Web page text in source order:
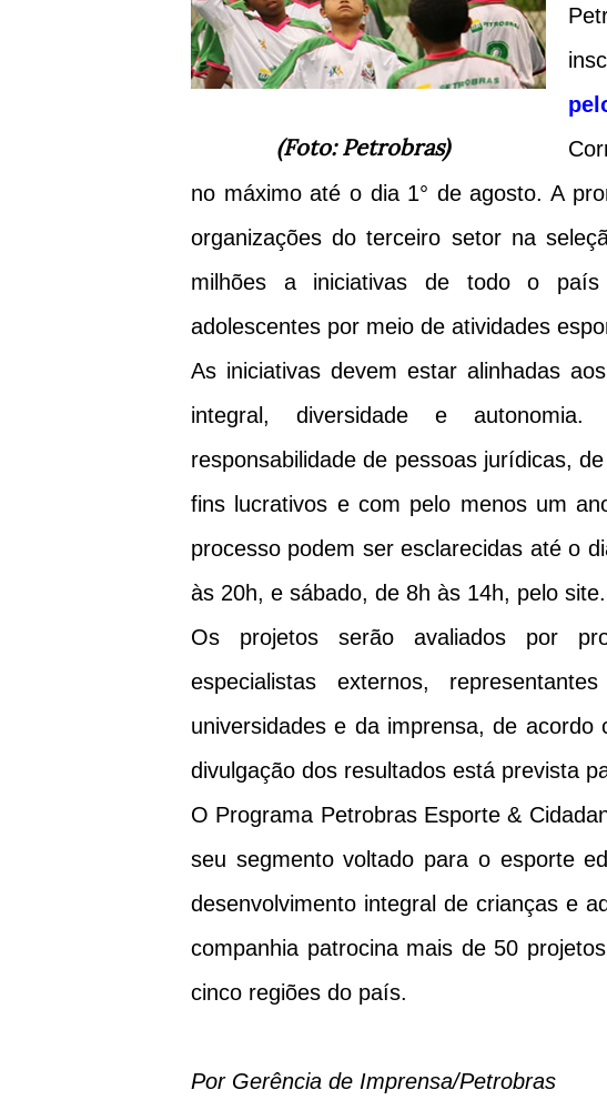
(Foto: Petrobras)
no máximo até o dia 1° de agosto. A
organizações do terceiro setor na
milhões a iniciativas de todo o
adolescentes por meio de atividades
As iniciativas devem estar alinhadas
integral, diversidade e
responsabilidade de pessoas jurídicas,
fins lucrativos e com pelo menos um
processo podem ser esclarecidas até o
às 20h, e sábado, de 8h às 14h, pelo site.
Os projetos serão avaliados por
especialistas externos,
universidades e da imprensa, de
divulgação dos resultados está prevista
O Programa Petrobras Esporte &
seu segmento voltado para o esporte
desenvolvimento integral de crianças e
companhia patrocina mais de 50
cinco regiões do país.
Por Gerência de Imprensa/Petrobras